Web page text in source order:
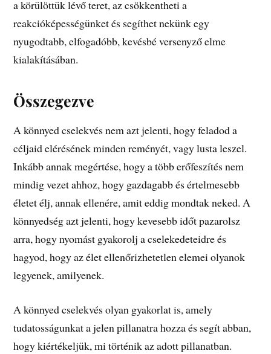
a körülöttük lévő teret, az csökkentheti a
reakcióképességünket és segíthet nekünk egy
nyugodtabb, elfogadóbb, kevésbé versenyző elme
kialakításában.
Összegezve
A könnyed cselekvés nem azt jelenti, hogy feladod a
céljaid elérésének minden reményét, vagy lusta leszel.
Inkább annak megértése, hogy a több erőfeszítés nem
mindig vezet ahhoz, hogy gazdagabb és értelmesebb
életet élj, annak ellenére, amit eddig mondtak neked. A
könnyedség azt jelenti, hogy kevesebb időt pazarolsz
arra, hogy nyomást gyakorolj a cselekedeteidre és
hagyod, hogy az élet ellenőrizhetetlen elemei olyanok
legyenek, amilyenek.
A könnyed cselekvés olyan gyakorlat is, amely
tudatosságunkat a jelen pillanatra hozza és segít abban,
hogy kiértékeljük, mi történik az adott pillanatban.